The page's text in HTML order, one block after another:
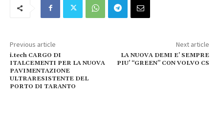
Previous article
i.tech CARGO DI
ITALCEMENTI PER LA NUOVA
PAVIMENTAZIONE
ULTRARESISTENTE DEL
PORTO DI TARANTO
Next article
LA NUOVA DEMI E’ SEMPRE
PIU’ “GREEN” CON VOLVO CS